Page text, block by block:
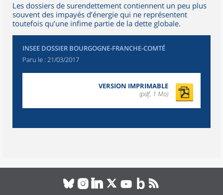
Les dossiers de surendettement contiennent un peu plus
souvent des impayés d’énergie qui ne représentent
toutefois qu’une infime partie de la dette globale.
INSEE DOSSIER BOURGOGNE-FRANCHE-COMTÉ
Paru le : 21/03/2017
VERSION IMPRIMABLE
(pdf, 1 Mo)